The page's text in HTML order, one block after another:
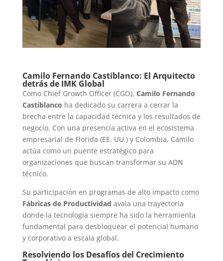
Camilo Fernando Castiblanco: El Arquitecto
detrás de IMK Global
Como Chief Growth Officer (CGO), Camilo Fernando
Castiblanco ha dedicado su carrera a cerrar la
brecha entre la capacidad técnica y los resultados de
negocio. Con una presencia activa en el ecosistema
empresarial de Florida (EE. UU.) y Colombia, Camilo
actúa como un puente estratégico para
organizaciones que buscan transformar su ADN
técnico.
Su participación en programas de alto impacto como
Fábricas de Productividad avala una trayectoria
donde la tecnología siempre ha sido la herramienta
fundamental para desbloquear el potencial humano
y corporativo a escala global.
Resolviendo los Desafíos del Crecimiento